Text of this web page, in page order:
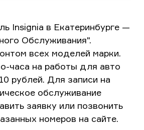
Insignia в Екатеринбурге —
Обслуживания".
всех моделей марки.
часа на работы для авто
рублей. Для записи на
обслуживание
заявку или позвонить
номеров на сайте.